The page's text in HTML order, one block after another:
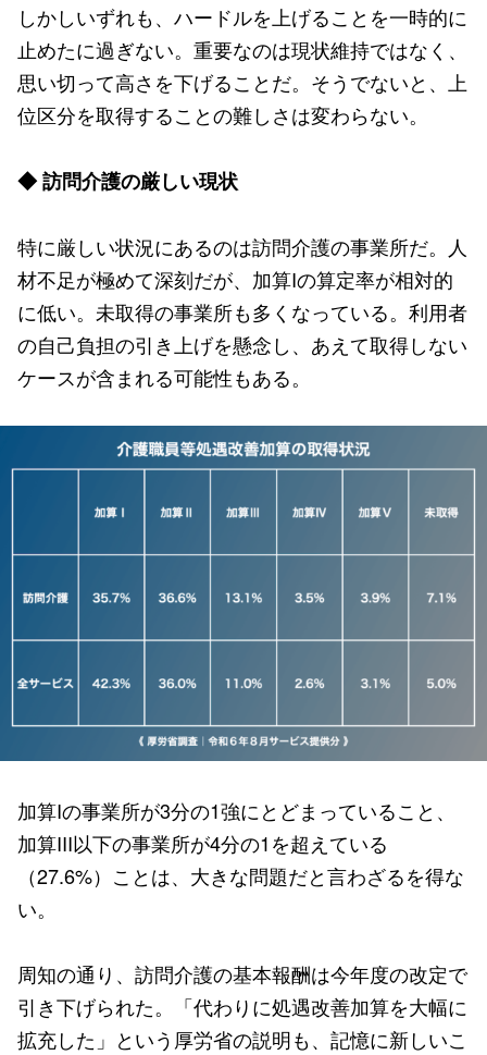
しかしいずれも、ハードルを上げることを一時的に
止めたに過ぎない。重要なのは現状維持ではなく、
思い切って高さを下げることだ。そうでないと、上
位区分を取得することの難しさは変わらない。
◆ 訪問介護の厳しい現状
特に厳しい状況にあるのは訪問介護の事業所だ。人
材不足が極めて深刻だが、加算Iの算定率が相対的
に低い。未取得の事業所も多くなっている。利用者
の自己負担の引き上げを懸念し、あえて取得しない
ケースが含まれる可能性もある。
加算Iの事業所が3分の1強にとどまっていること、
加算III以下の事業所が4分の1を超えている
（27.6%）ことは、大きな問題だと言わざるを得な
い。
周知の通り、訪問介護の基本報酬は今年度の改定で
引き下げられた。「代わりに処遇改善加算を大幅に
拡充した」という厚労省の説明も、記憶に新しいこ